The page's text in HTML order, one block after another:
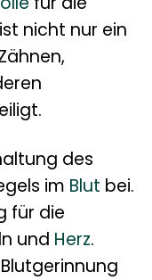
nicht nur ein
des
im Blut bei.
für die
und Herz.